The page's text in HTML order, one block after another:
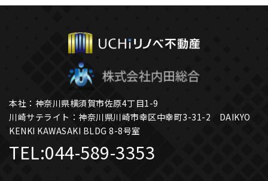
本社：神奈川県横須賀市佐原4丁目1-9
川崎サテライト：神奈川県川崎市幸区中幸町3-31-2 DAIKYO
KENKI KAWASAKI BLDG 8-8号室
TEL:044-589-3353